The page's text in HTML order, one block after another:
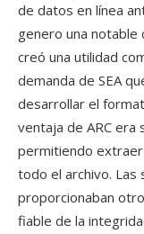
de datos en línea
genero una notable
creó una utilidad
demanda de SEA
desarrollar el
ventaja de ARC era
permitiendo
todo el archivo. Las
proporcionaban
fiable de la